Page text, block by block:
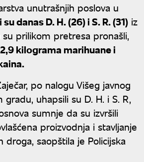
unutrašnjih poslova u
danas D. H. (26) i S. R. (31) iz
prilikom pretresa pronašli,
2,9 kilograma marihuane i
po nalogu Višeg javnog
uhapsili su D. H. i S. R,
sumnje da su izvršili
proizvodnja i stavljanje
saopštila je Policijska